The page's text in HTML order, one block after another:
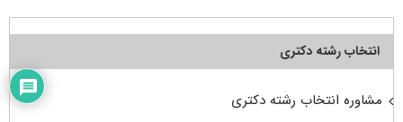
انتخاب رشته دکتری
مشاوره انتخاب رشته دکتری